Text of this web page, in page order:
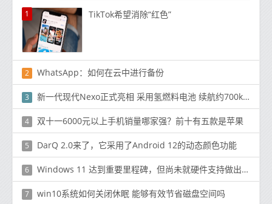
1 TikTok希望消除“红色”
2 WhatsApp：如何在云中进行备份
3 新一代现代Nexo正式亮相 采用氢燃料电池 续航约700km
4 双十一6000元以上手机销量哪家强？前十有五款是苹果
5 DarQ 2.0来了，它采用了Android 12的动态颜色功能
6 Windows 11 达到重要里程碑，但尚未就硬件支持做出艰难决定
7 win10系统如何关闭休眠 能够有效节省磁盘空间吗